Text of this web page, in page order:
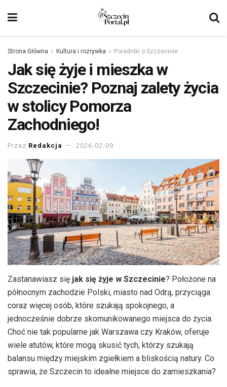
Strona Główna Kultura i rozrywka Poradniki o Szczecinie
Jak się żyje i mieszka w
Szczecinie? Poznaj zalety życia
w stolicy Pomorza
Zachodniego!
Przez Redakcja 2026-02-09
Zastanawiasz się jak się żyje w Szczecinie? Położone na
północnym zachodzie Polski, miasto nad Odrą, przyciąga
coraz więcej osób, które szukają spokojnego, a
jednocześnie dobrze skomunikowanego miejsca do życia.
Choć nie tak popularne jak Warszawa czy Kraków, oferuje
wiele atutów, które mogą skusić tych, którzy szukają
balansu między miejskim zgiełkiem a bliskością natury. Co
sprawia, że Szczecin to idealne miejsce do zamieszkania?